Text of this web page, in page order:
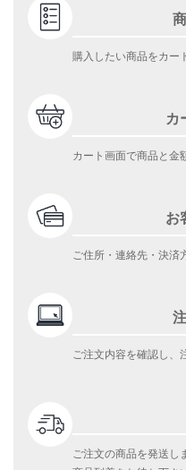
購入したい商品をカー
カ
カート画面で商品と金
お
ご住所・連絡先・決済
ご注文内容を確認し、
ご注文の商品を発送し